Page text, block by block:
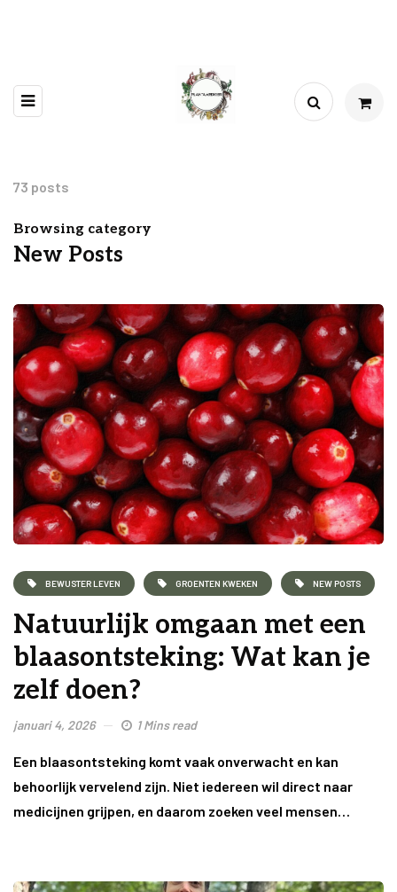
73 posts
Browsing category
New Posts
BEWUSTER LEVEN GROENTEN KWEKEN NEW POSTS
Natuurlijk omgaan met een
blaasontsteking: Wat kan je
zelf doen?
januari 4, 2026 1 Mins read
Een blaasontsteking komt vaak onverwacht en kan
behoorlijk vervelend zijn. Niet iedereen wil direct naar
medicijnen grijpen, en daarom zoeken veel mensen…